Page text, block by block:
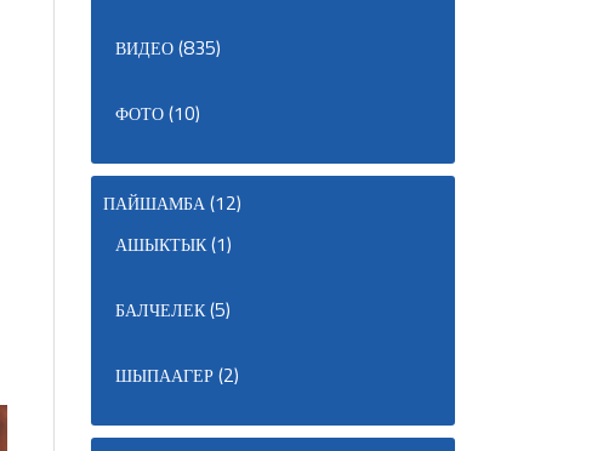
ВИДЕО(835)
ФОТО(10)
ПАЙШАМБА(12)
АШЫКТЫК(1)
БАЛЧЕЛЕК(5)
ШЫПААГЕР(2)